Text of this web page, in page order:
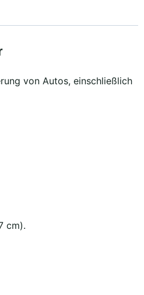
von Autos, einschließlich
cm).